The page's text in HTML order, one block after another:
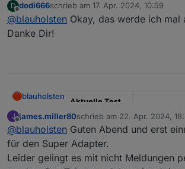
Hallo,
zum Thema Staubsaugen etc:
D
Offline
dodi666schrieb am 17. Apr. 2024, 10:59
zuletzt editiert von
@blauholsten Okay, das werde ich mal
Danke Dir!
blauholsten
Aktuelle Test
Version
3.6.x
Veröffentlichun
gsdatum
22.12.2022
Github Link
https://
J
Offline
james.miller80schrieb am 22. Apr. 2024,
zuletzt editiert von
@blauholsten Guten Abend und erst
für den Super Adapter.
Leider gelingt es mit nicht Meldungen